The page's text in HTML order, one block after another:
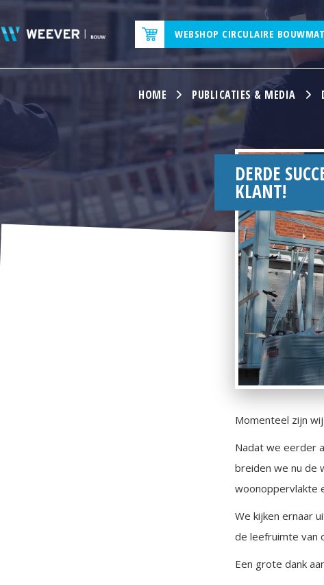
WEBSHOP CIRCULAIRE
HOME PUBLICATIES & MEDIA
DERDE
KLANT!
Momenteel zijn
Nadat we eerder
breiden we nu de
woonoppervlakte
We kijken ernaar
de leefruimte van
Een grote dank